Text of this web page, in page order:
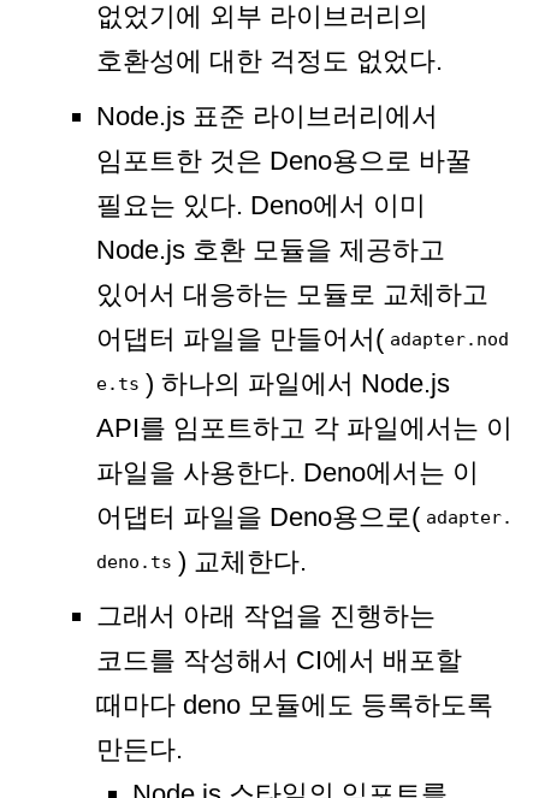
없었기에 외부 라이브러리의
호환성에 대한 걱정도 없었다.
Node.js 표준 라이브러리에서
임포트한 것은 Deno용으로 바꿀
필요는 있다. Deno에서 이미
Node.js 호환 모듈을 제공하고
있어서 대응하는 모듈로 교체하고
어댑터 파일을 만들어서( adapter.nod
e.ts ) 하나의 파일에서 Node.js
API를 임포트하고 각 파일에서는 이
파일을 사용한다. Deno에서는 이
어댑터 파일을 Deno용으로( adapter.
deno.ts ) 교체한다.
그래서 아래 작업을 진행하는
코드를 작성해서 CI에서 배포할
때마다 deno 모듈에도 등록하도록
만든다.